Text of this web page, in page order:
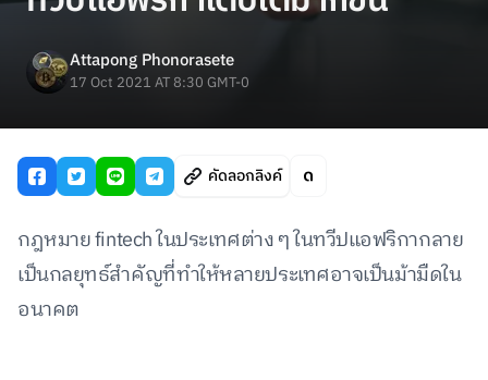
Attapong Phonorasete
17 Oct 2021 AT 8:30 GMT-0
คัดลอกลิงค์
กฎหมาย fintech ในประเทศต่าง ๆ ในทวีปแอฟริกากลาย
เป็นกลยุทธ์สำคัญที่ทำให้หลายประเทศอาจเป็นม้ามืดใน
อนาคต